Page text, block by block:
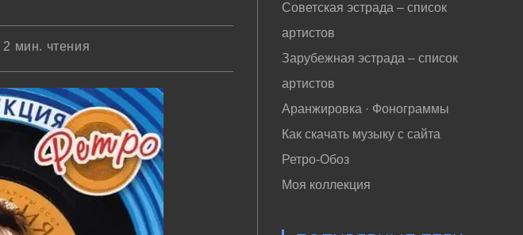
2 мин. чтения
Советская эстрада – список
артистов
Зарубежная эстрада – список
артистов
Аранжировка · Фонограммы
Как скачать музыку с сайта
Ретро-Обоз
Моя коллекция